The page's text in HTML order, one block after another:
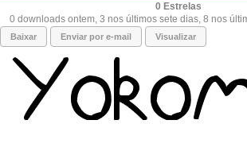
0
0 downloads ontem, 3 nos últimos sete dias, 8 nos
Baixar Enviar por e-mail Visualizar